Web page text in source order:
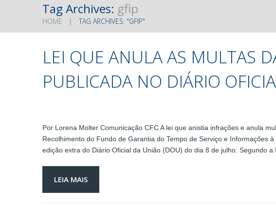
Tag Archives: gfip
HOME TAG ARCHIVES: "GFIP"
LEI QUE ANULA AS MULTAS
PUBLICADA NO DIÁRIO
Por Lorena Molter Comunicação CFC A lei que anistia infrações e anula
Recolhimento do Fundo de Garantia do Tempo de Serviço e Informações
edição extra do Diário Oficial da União (DOU) do dia 8 de julho. Segundo a
LEIA MAIS